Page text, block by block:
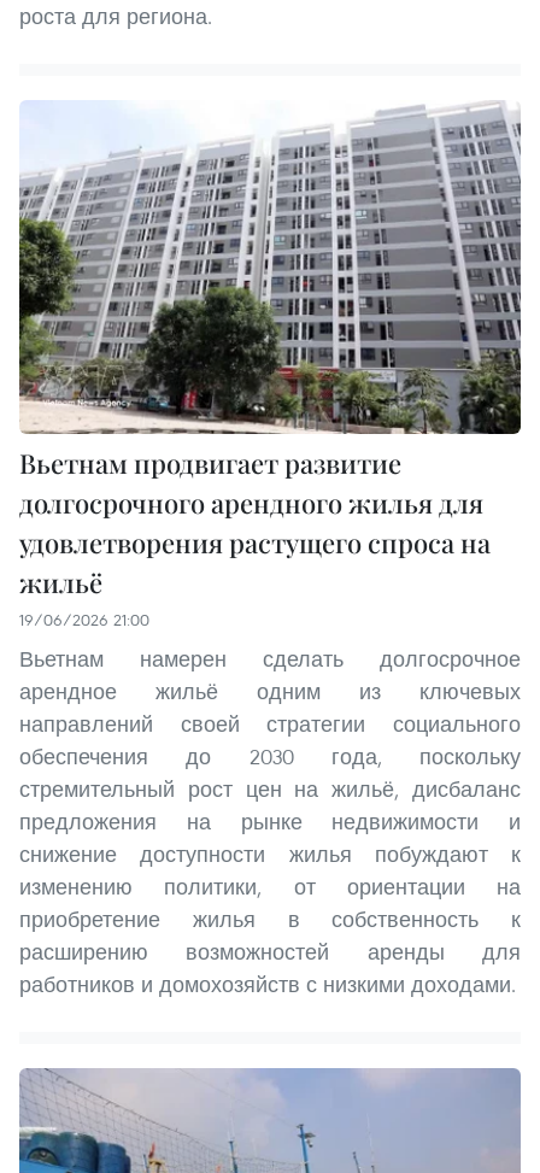
роста для региона.
Вьетнам продвигает развитие
долгосрочного арендного жилья для
удовлетворения растущего спроса на
жильё
19/06/2026 21:00
Вьетнам намерен сделать долгосрочное
арендное жильё одним из ключевых
направлений своей стратегии социального
обеспечения до 2030 года, поскольку
стремительный рост цен на жильё, дисбаланс
предложения на рынке недвижимости и
снижение доступности жилья побуждают к
изменению политики, от ориентации на
приобретение жилья в собственность к
расширению возможностей аренды для
работников и домохозяйств с низкими доходами.